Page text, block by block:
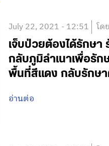
July 22, 2021 - 12:51 โด
เจ็บป่วยต้องได้รักษา
กลับภูมิลำเนาเพื่อรั
พื้นที่สีแดง กลับรักษ
อ่านต่อ